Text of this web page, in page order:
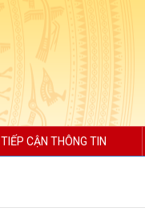
TIẾP CẬN THÔNG TIN